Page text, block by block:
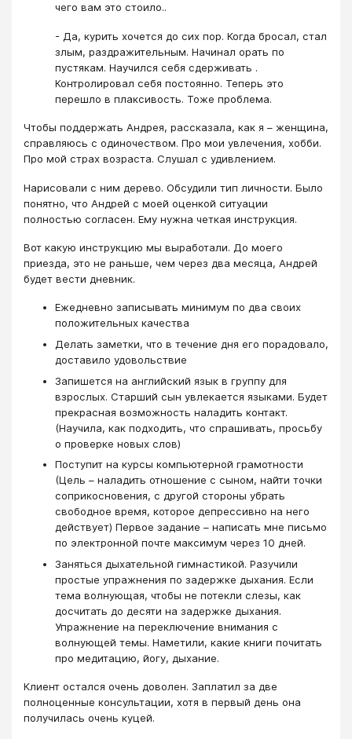
чего вам это стоило..
- Да, курить хочется до сих пор. Когда бросал, стал
злым, раздражительным. Начинал орать по
пустякам. Научился себя сдерживать .
Контролировал себя постоянно. Теперь это
перешло в плаксивость. Тоже проблема.
Чтобы поддержать Андрея, рассказала, как я – женщина,
справляюсь с одиночеством. Про мои увлечения, хобби.
Про мой страх возраста. Слушал с удивлением.
Нарисовали с ним дерево. Обсудили тип личности. Было
понятно, что Андрей с моей оценкой ситуации
полностью согласен. Ему нужна четкая инструкция.
Вот какую инструкцию мы выработали. До моего
приезда, это не раньше, чем через два месяца, Андрей
будет вести дневник.
Ежедневно записывать минимум по два своих
положительных качества
Делать заметки, что в течение дня его порадовало,
доставило удовольствие
Запишется на английский язык в группу для
взрослых. Старший сын увлекается языками. Будет
прекрасная возможность наладить контакт.
(Научила, как подходить, что спрашивать, просьбу
о проверке новых слов)
Поступит на курсы компьютерной грамотности
(Цель – наладить отношение с сыном, найти точки
соприкосновения, с другой стороны убрать
свободное время, которое депрессивно на него
действует) Первое задание – написать мне письмо
по электронной почте максимум через 10 дней.
Заняться дыхательной гимнастикой. Разучили
простые упражнения по задержке дыхания. Если
тема волнующая, чтобы не потекли слезы, как
досчитать до десяти на задержке дыхания.
Упражнение на переключение внимания с
волнующей темы. Наметили, какие книги почитать
про медитацию, йогу, дыхание.
Клиент остался очень доволен. Заплатил за две
полноценные консультации, хотя в первый день она
получилась очень куцей.